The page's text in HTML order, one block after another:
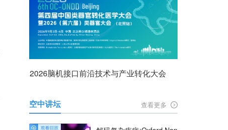
2026脑机接口前沿技术与产业转化大会
空中讲坛 查看更多